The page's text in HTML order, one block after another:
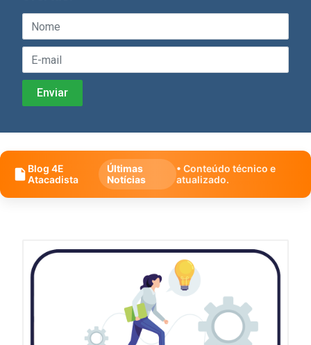
Blog 4E
Atacadista
Últimas
Notícias
• Conteúdo técnico e
atualizado.